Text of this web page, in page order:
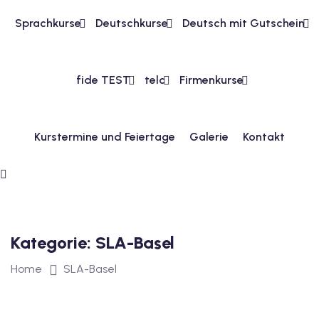
Sprachkurse Deutschkurse Deutsch mit Gutschein
fide TEST telc Firmenkurse
Kurstermine und Feiertage Galerie Kontakt
A2
Deutsch A2
Kategorie: SLA-Basel
Home SLA-Basel